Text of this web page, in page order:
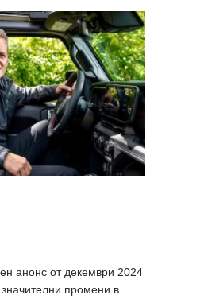
анонс от декември 2024
промени в